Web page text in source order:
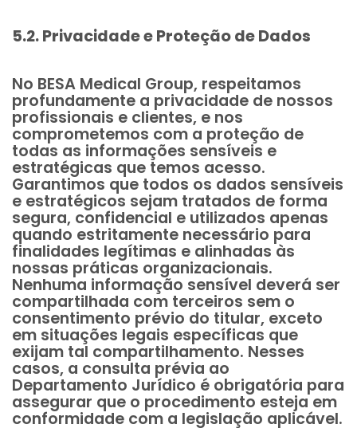
5.2. Privacidade e Proteção de Dados
No BESA Medical Group, respeitamos
profundamente a privacidade de nossos
profissionais e clientes, e nos
comprometemos com a proteção de
todas as informações sensíveis e
estratégicas que temos acesso.
Garantimos que todos os dados sensíveis
e estratégicos sejam tratados de forma
segura, confidencial e utilizados apenas
quando estritamente necessário para
finalidades legítimas e alinhadas às
nossas práticas organizacionais.
Nenhuma informação sensível deverá ser
compartilhada com terceiros sem o
consentimento prévio do titular, exceto
em situações legais específicas que
exijam tal compartilhamento. Nesses
casos, a consulta prévia ao
Departamento Jurídico é obrigatória para
assegurar que o procedimento esteja em
conformidade com a legislação aplicável.